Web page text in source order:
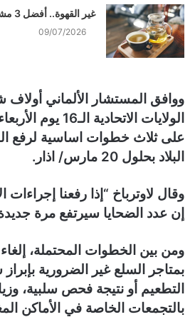
غير القهوة.. أفضل 3 مشروبات صباحية لزيادة التركيز
09/07/2026
ووافق المستشار الألماني
الولايات الاتحادية
على ثلاث خطوات اساسية لرفع
البلاد بحلول 20 مارس/ اذار.
وقال لاوترباخ “إذا رفعنا
إن عدد الضحايا سيرتفع مرة
ومن بين الخطوات المحتملة،
بمتاجر السلع غير الضرورية
التطعيم أو نتيجة فحص سلبية،